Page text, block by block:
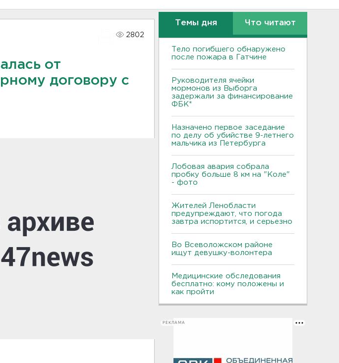
2802
от
договору с
Темы дня Что читают
Тело погибшего обнаружено
после пожара в Гатчине
Руководителя ячейки
мормонов из Выборга
задержали за финансирование
ФБК*
Назначено первое заседание
по делу об убийстве 9-летнего
мальчика из Петербурга
Лобовая авария собрала
пробку больше 8 км на "Коле"
- фото
Жителей Ленобласти
предупреждают, что погода
завтра испортится, и серьезно
Во Всеволожском районе
ищут девушку-волонтера
Медицинские обследования
бесплатно: кому положены и
как пройти
РЕКЛАМА